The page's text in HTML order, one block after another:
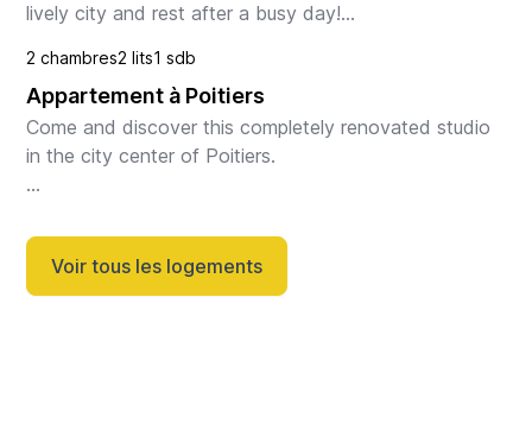
lively city and rest after a busy day!
The space
Welcome to this charming studio located on...
2 chambres2 lits1 sdb
Appartement à Poitiers
Come and discover this completely renovated studio
in the city center of Poitiers.
Enjoy a moment of escape in this accommodation
that can accommodate up to 4 people! Well equipped
and laid...
Voir tous les logements